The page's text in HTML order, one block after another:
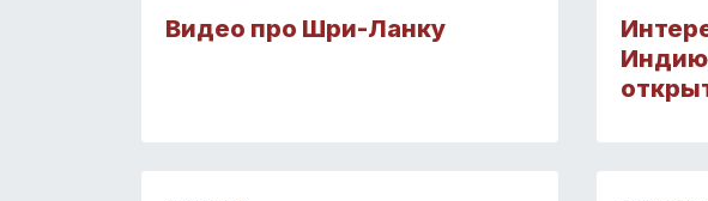
Видео про Шри-Ланку
Индию